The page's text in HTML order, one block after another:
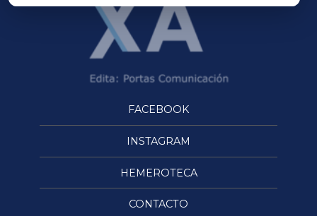
FACEBOOK
INSTAGRAM
HEMEROTECA
CONTACTO